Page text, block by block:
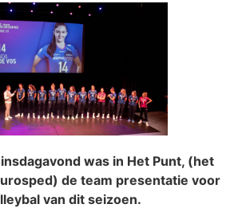
was in Het Punt, (het
de team presentatie voor
van dit seizoen.